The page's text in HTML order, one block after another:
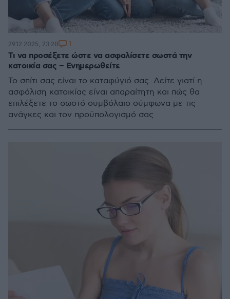
Τι να προσέξετε ώστε να ασφαλίσετε σωστά την
κατοικία σας – Ενημερωθείτε
Το σπίτι σας είναι το καταφύγιό σας. Δείτε γιατί η
ασφάλιση κατοικίας είναι απαραίτητη και πώς θα
επιλέξετε το σωστό συμβόλαιο σύμφωνα με τις
ανάγκες και τον προϋπολογισμό σας
29.12.2025, 23:28 1